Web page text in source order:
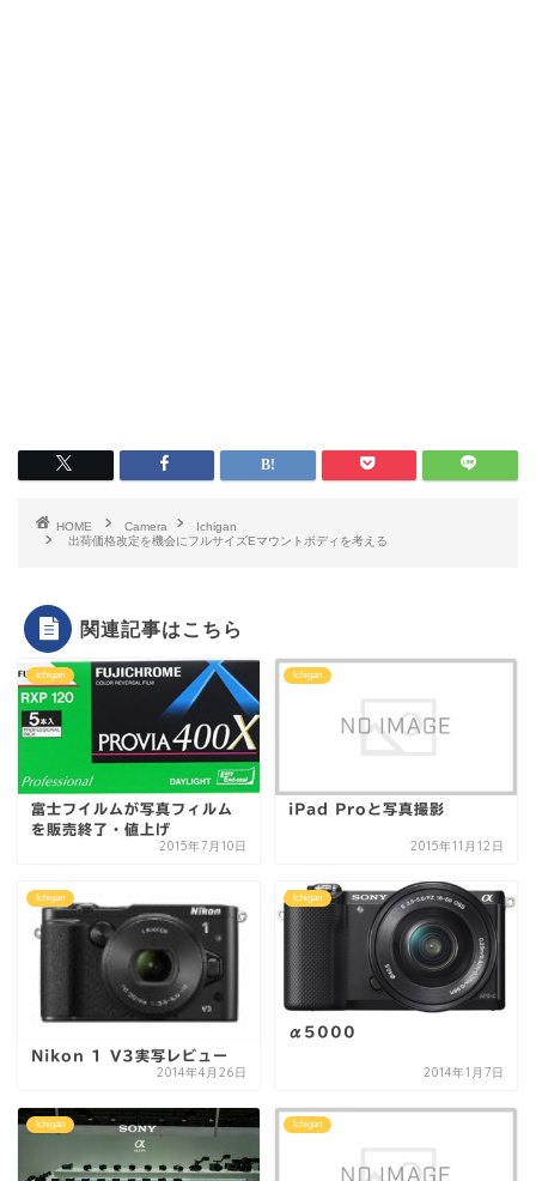
HOME Camera
Ichigan
出荷価格改定を機会にフルサイズEマウントボディを考える
関連記事はこちら
Ichigan
富士フイルムが写真フィルム
を販売終了・値上げ
2015年7月10日
Ichigan
iPad Proと写真撮影
2015年11月12日
Ichigan
Nikon 1 V3実写レビュー
2014年4月26日
Ichigan
α5000
2014年1月7日
Ichigan Ichigan